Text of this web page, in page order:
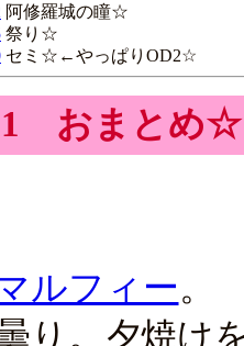
阿修羅城の瞳☆
祭り☆
セミ☆←やっぱりOD2☆
おまとめ☆
ルフィー。
り。夕焼け